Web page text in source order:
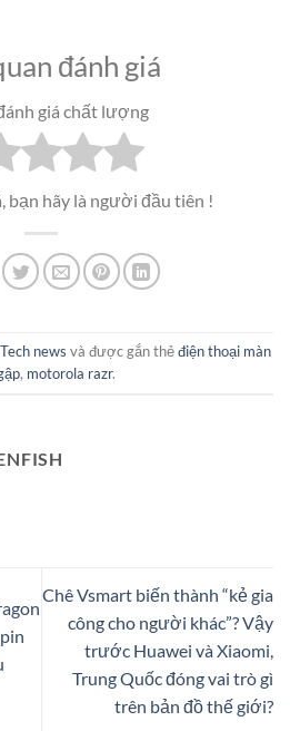
đánh giá
giá chất lượng
bạn hãy là người đầu tiên !
Tech news và được gắn thẻđiện thoại màn
, motorola razr.
Chê Vsmart biến thành “kẻ gia
công cho người khác”? Vậy
trước Huawei và Xiaomi,
Trung Quốc đóng vai trò gì
trên bản đồ thế giới?